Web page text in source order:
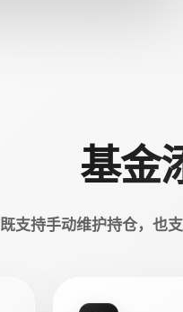
基金
既支持手动维护持仓，也